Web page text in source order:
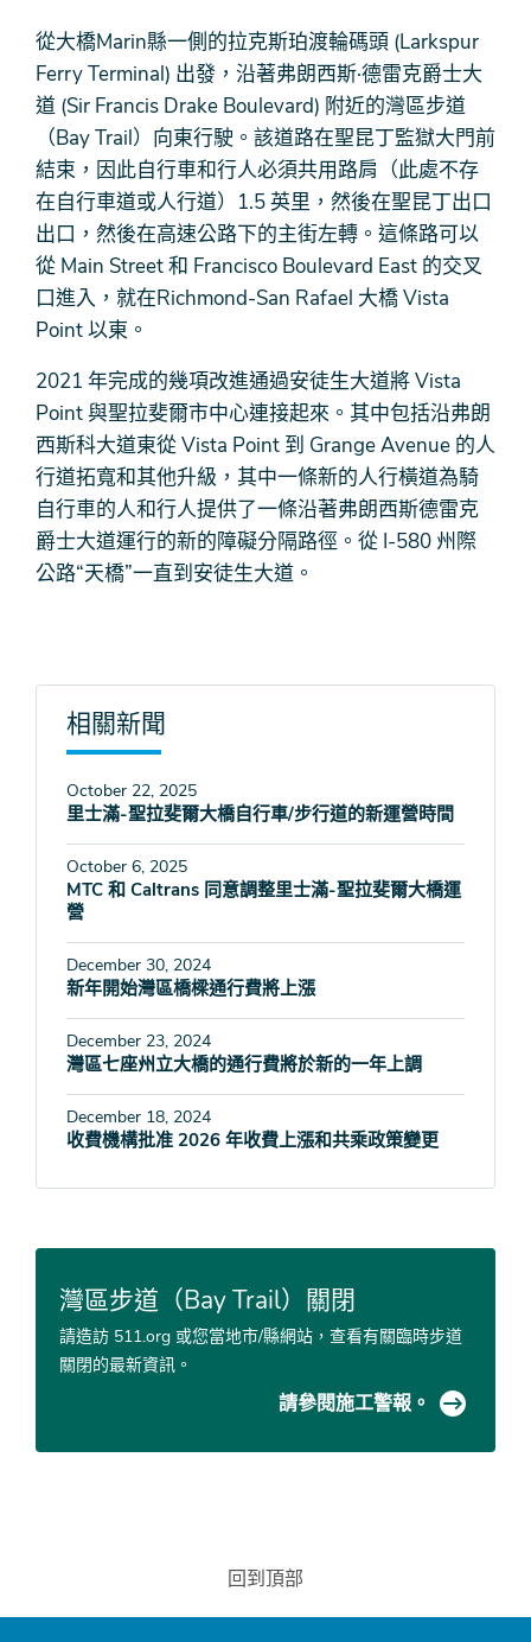
從大橋Marin縣一側的拉克斯珀渡輪碼頭 (Larkspur
Ferry Terminal) 出發，沿著弗朗西斯·德雷克爵士大
道 (Sir Francis Drake Boulevard) 附近的灣區步道
（Bay Trail）向東行駛。該道路在聖昆丁監獄大門前
結束，因此自行車和行人必須共用路肩（此處不存
在自行車道或人行道）1.5 英里，然後在聖昆丁出口
出口，然後在高速公路下的主街左轉。這條路可以
從 Main Street 和 Francisco Boulevard East 的交叉
口進入，就在Richmond-San Rafael 大橋 Vista
Point 以東。
2021 年完成的幾項改進通過安徒生大道將 Vista
Point 與聖拉斐爾市中心連接起來。其中包括沿弗朗
西斯科大道東從 Vista Point 到 Grange Avenue 的人
行道拓寬和其他升級，其中一條新的人行橫道為騎
自行車的人和行人提供了一條沿著弗朗西斯德雷克
爵士大道運行的新的障礙分隔路徑。從 I-580 州際
公路“天橋”一直到安徒生大道。
相關新聞
October 22, 2025
里士滿-聖拉斐爾大橋自行車/步行道的新運營時間
October 6, 2025
MTC 和 Caltrans 同意調整里士滿-聖拉斐爾大橋運
營
December 30, 2024
新年開始灣區橋樑通行費將上漲
December 23, 2024
灣區七座州立大橋的通行費將於新的一年上調
December 18, 2024
收費機構批准 2026 年收費上漲和共乘政策變更
灣區步道（Bay Trail）關閉
請造訪 511.org 或您當地市/縣網站，查看有關臨時步道
關閉的最新資訊。
請參閱施工警報。
回到頂部